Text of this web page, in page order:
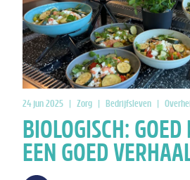
24 jun 2025 | Zorg | Bedrijfsleven |
BIOLOGISCH:
EEN GOED